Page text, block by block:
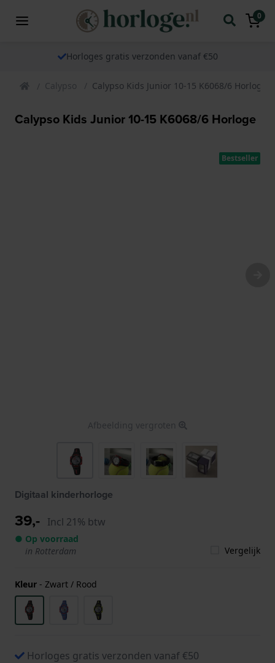
0
Horloges gratis verzonden vanaf €50
Calypso Calypso Kids Junior 10-15 K6068/6 Horloge
Calypso Kids Junior 10-15 K6068/6 Horloge
Bestseller
Afbeelding vergroten
Digitaal kinderhorloge
39,- Incl 21% btw
● Op voorraad
in Rotterdam
Vergelijk
Kleur - Zwart / Rood
Horloges gratis verzonden vanaf €50